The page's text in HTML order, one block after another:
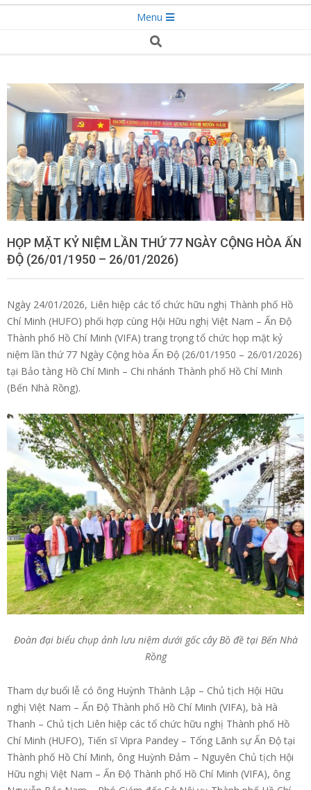
Menu
Search
HỌP MẶT KỶ NIỆM LẦN THỨ 77 NGÀY CỘNG HÒA ẤN
ĐỘ (26/01/1950 – 26/01/2026)
Ngày 24/01/2026, Liên hiệp các tổ chức hữu nghị Thành phố Hồ
Chí Minh (HUFO) phối hợp cùng Hội Hữu nghị Việt Nam – Ấn Độ
Thành phố Hồ Chí Minh (VIFA) trang trọng tổ chức họp mặt kỷ
niệm lần thứ 77 Ngày Cộng hòa Ấn Độ (26/01/1950 – 26/01/2026)
tại Bảo tàng Hồ Chí Minh – Chi nhánh Thành phố Hồ Chí Minh
(Bến Nhà Rồng).
Đoàn đại biểu chụp ảnh lưu niệm dưới gốc cây Bồ đề tại Bến Nhà
Rồng
Tham dự buổi lễ có ông Huỳnh Thành Lập – Chủ tịch Hội Hữu
nghị Việt Nam – Ấn Độ Thành phố Hồ Chí Minh (VIFA), bà Hà
Thanh – Chủ tịch Liên hiệp các tổ chức hữu nghị Thành phố Hồ
Chí Minh (HUFO), Tiến sĩ Vipra Pandey – Tổng Lãnh sự Ấn Độ tại
Thành phố Hồ Chí Minh, ông Huỳnh Đảm – Nguyên Chủ tịch Hội
Hữu nghị Việt Nam – Ấn Độ Thành phố Hồ Chí Minh (VIFA), ông